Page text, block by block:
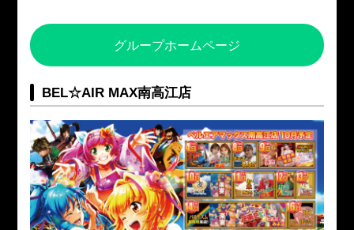
グループホームページ
BEL☆AIR MAX南高江店